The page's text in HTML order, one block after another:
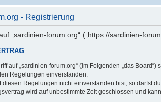
- Registrierung
„sardinien-forum.org“ („https://sardinien-
auf „sardinien-forum.org“ (im Folgenden „das
Regelungen einverstanden.
diesen Regelungen nicht einverstanden bist, so darfst
wird auf unbestimmte Zeit geschlossen und